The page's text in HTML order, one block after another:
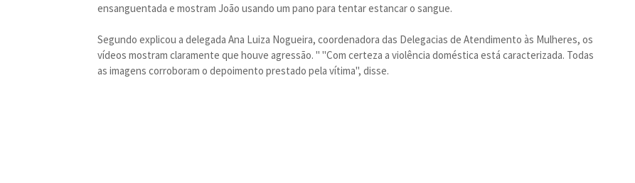
ensanguentada e mostram João usando um pano para tentar estancar o sangue.
Segundo explicou a delegada Ana Luiza Nogueira, coordenadora das Delegacias de Atendimento às Mulheres, os
vídeos mostram claramente que houve agressão. " "Com certeza a violência doméstica está caracterizada. Todas
as imagens corroboram o depoimento prestado pela vítima", disse.